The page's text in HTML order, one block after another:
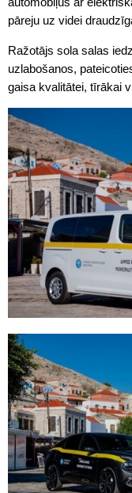
pāreju uz videi
Ražotājs sola salas
uzlabošanos,
gaisa kvalitātei, tīrākai